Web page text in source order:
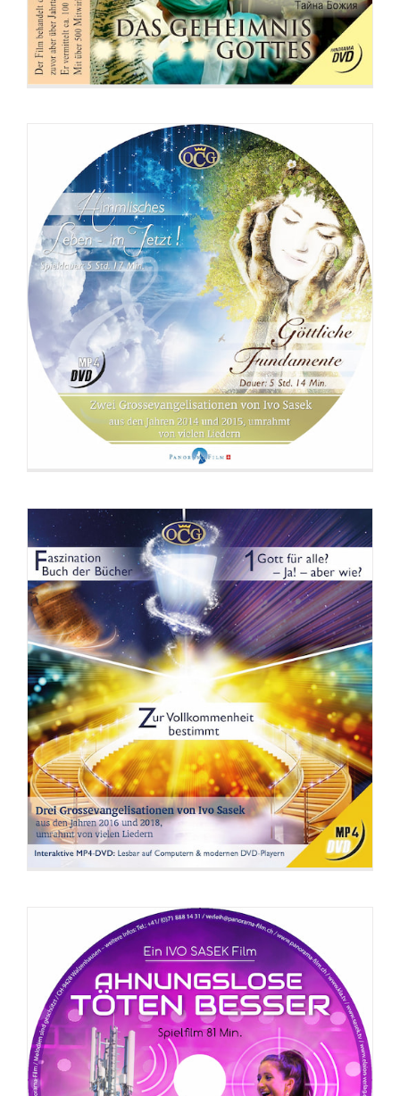
DVD: 3 Evangelisationstreffen
DVD: Ahnungslose töten besser